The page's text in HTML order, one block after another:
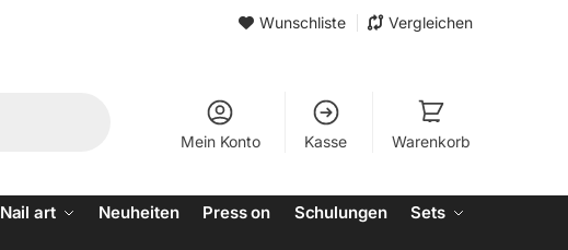
Wunschliste Vergleichen
Mein Konto Kasse Warenkorb
Nail art Neuheiten Press on Schulungen
Sets